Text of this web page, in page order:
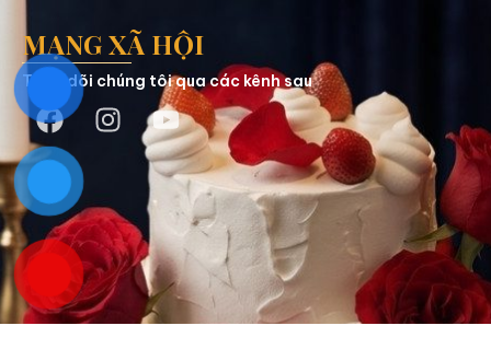
MẠNG XÃ HỘI
Theo dõi chúng tôi qua các kênh sau